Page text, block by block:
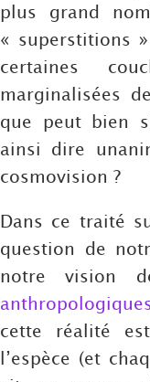
plus grand
« superstitions
certaines
marginalisées
que peut bien
ainsi dire
cosmovision ?
Dans ce traité
question de
notre vision
cette réalité
l’espèce (et